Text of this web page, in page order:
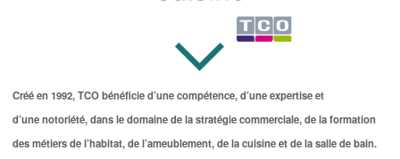
Créé en 1992, TCO bénéficie d’une compétence, d’une expertise et
d’une notoriété, dans le domaine de la stratégie commerciale, de la formation
des métiers de l’habitat, de l’ameublement, de la cuisine et de la salle de bain.